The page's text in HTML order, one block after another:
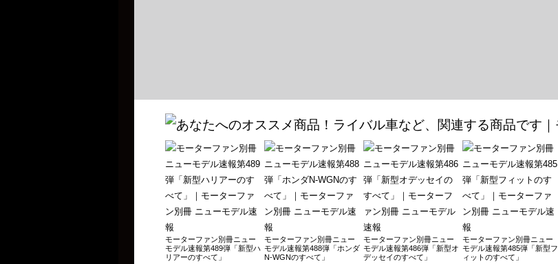
Vol.150 2023-2024年 コンパクトカーのすべて 2023年6月13日発売
Vol.149 2023-2024年 国産＆輸入SUVのすべて 2023年4月10日発売
Vol.148 2023年 軽自動車のすべて 2023年2月15日発売
Vol.147 2023年 国産新型車のすべて 2023年1月26日発売
Vol.146 2023年 最新ミニバンのすべて 2022年12月15日発売
Vol.144 2022-2023年 軽自動車のすべて 2022年9月22日発売
Vol.143 2022-2023年 スポーツカーのすべて 2022年8月31日発売
モーターファン別冊ニュー
モデル速報第489弾「新型ハ
リアーのすべて」
モーターファン別冊ニュー
モデル速報第488弾「ホンダ
N-WGNのすべて」
モーターファン別冊ニュー
モデル速報第486弾「新型オ
デッセイのすべて」
モーターファン別冊ニュー
モデル速報第485弾「新型フ
ィットのすべて」